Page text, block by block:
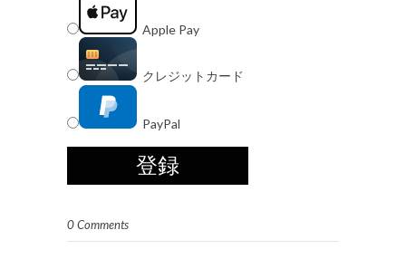
Apple Pay
クレジットカード
PayPal
0 Comments